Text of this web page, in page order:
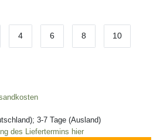
4 6 8 10
3-7 Tage (Ausland)
des Liefertermins hier